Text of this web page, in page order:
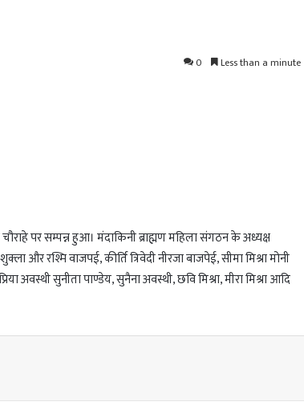
0 Less than a minute
पर सम्पन्न हुआ। मंदाकिनी ब्राह्मण महिला संगठन के अध्यक्ष
और रश्मि वाजपई, कीर्ति त्रिवेदी नीरजा बाजपेई, सीमा मिश्रा मोनी
अवस्थी सुनीता पाण्डेय, सुनैना अवस्थी, छवि मिश्रा, मीरा मिश्रा आदि